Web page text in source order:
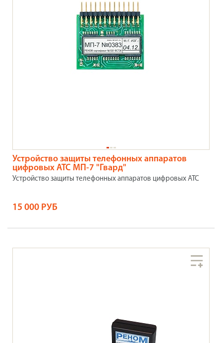
Устройство защиты телефонных аппаратов
цифровых АТС МП-7 "Гвард"
Устройство защиты телефонных аппаратов цифровых АТС
15 000 РУБ